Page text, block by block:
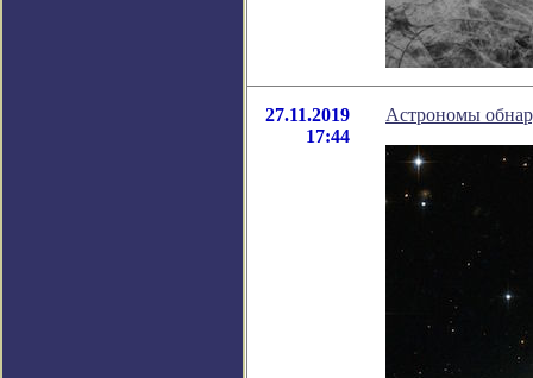
27.11.2019
17:44
Астрономы